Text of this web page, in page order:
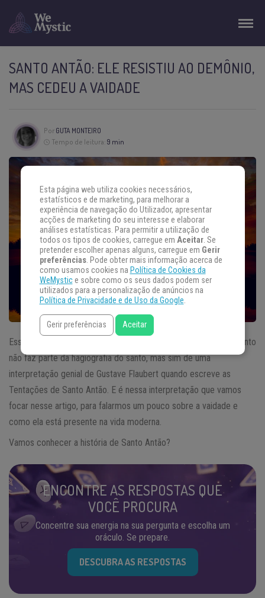
SANTO ANTÃO: ELE RESISTIU AO DEMÔNIO,
MAS CEDEU A VAIDADE
Por GUTA MONTEIRO
Tempo de leitura: 9 min
Essa ideia de que
não resistiu à vaidade de ser santo
não faz parte da hagiografia do santo, mas sim de uma
interpretação genial de Gustave Flaubert quando escreve as
Tentações de Santo Antão. E é nessa interpretação que vamos
focar nesse artigo, para falarmos um pouco sobre a vaidade e
como ela está presente na vida moderna.
Vamos conhecer a história de Santo Antão?
ENCONTRE AS RESPOSTAS QUE
VOCÊ PROCURA
Concentre sua energia na sua pergunta e escolha um
oráculo. Se prepare.
DESCUBRA AS RESPOSTAS
Esta página web utiliza cookies necessários,
estatísticos e de marketing, para melhorar a
experiência de navegação do Utilizador, apresentar
acções de marketing do seu interesse e elaborar
análises estatísticas. Para permitir a utilização de
todos os tipos de cookies, carregue em Aceitar. Se
pretender escolher apenas alguns, carregue em Gerir
preferências. Pode obter mais informação acerca de
como usamos cookies na Política de Cookies da
WeMystice sobre como os seus dados podem ser
utilizados para a personalização de anúncios na
Política de Privacidade e de Uso da Google.
Gerir preferências Aceitar